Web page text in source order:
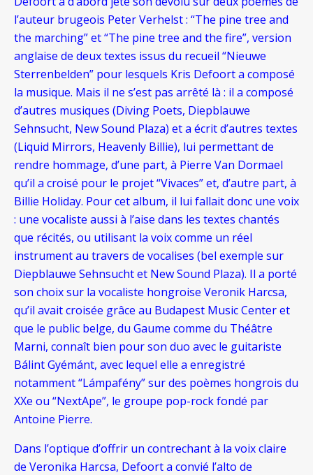
l’auteur brugeois Peter Verhelst : “The pine tree and
the marching” et “The pine tree and the fire”, version
anglaise de deux textes issus du recueil “Nieuwe
Sterrenbelden” pour lesquels Kris Defoort a composé
la musique. Mais il ne s’est pas arrêté là : il a composé
d’autres musiques (Diving Poets, Diepblauwe
Sehnsucht, New Sound Plaza) et a écrit d’autres textes
(Liquid Mirrors, Heavenly Billie), lui permettant de
rendre hommage, d’une part, à Pierre Van Dormael
qu’il a croisé pour le projet “Vivaces” et, d’autre part, à
Billie Holiday. Pour cet album, il lui fallait donc une voix
: une vocaliste aussi à l’aise dans les textes chantés
que récités, ou utilisant la voix comme un réel
instrument au travers de vocalises (bel exemple sur
Diepblauwe Sehnsucht et New Sound Plaza). Il a porté
son choix sur la vocaliste hongroise Veronik Harcsa,
qu’il avait croisée grâce au Budapest Music Center et
que le public belge, du Gaume comme du Théâtre
Marni, connaît bien pour son duo avec le guitariste
Bálint Gyémánt, avec lequel elle a enregistré
notamment “Lámpafény” sur des poèmes hongrois du
XXe ou “NextApe”, le groupe pop-rock fondé par
Antoine Pierre.
Dans l’optique d’offrir un contrechant à la voix claire
de Veronika Harcsa, Defoort a convié l’alto de